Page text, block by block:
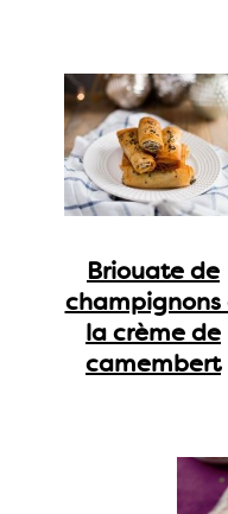
Briouate de
champignons
la crème de
camembert